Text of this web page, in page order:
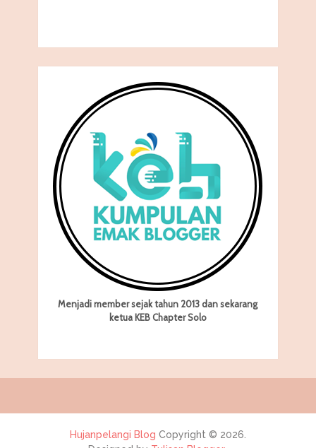
Menjadi member sejak tahun 2013 dan sekarang
ketua KEB Chapter Solo
Hujanpelangi Blog Copyright © 2026.